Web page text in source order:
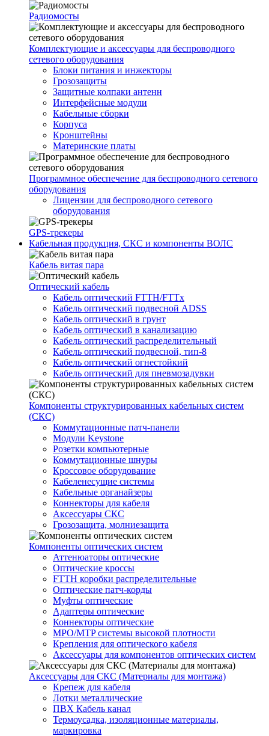
Радиомосты
Комплектующие и аксессуары для беспроводного
сетевого оборудования
Блоки питания и инжекторы
Грозозащиты
Защитные колпаки антенн
Интерфейсные модули
Кабельные сборки
Корпуса
Кронштейны
Материнские платы
Программное обеспечение для беспроводного сетевого
оборудования
Лицензии для беспроводного сетевого
оборудования
GPS-трекеры
Кабельная продукция, СКС и компоненты ВОЛС
Кабель витая пара
Оптический кабель
Кабель оптический FTTH/FTTx
Кабель оптический подвесной ADSS
Кабель оптический в грунт
Кабель оптический в канализацию
Кабель оптический распределительный
Кабель оптический подвесной, тип-8
Кабель оптический огнестойкий
Кабель оптический для пневмозадувки
Компоненты структурированных кабельных систем
(СКС)
Коммутационные патч-панели
Модули Keystone
Розетки компьютерные
Коммутационные шнуры
Кроссовое оборудование
Кабеленесущие системы
Кабельные органайзеры
Коннекторы для кабеля
Аксессуары СКС
Грозозащита, молниезащита
Компоненты оптических систем
Аттенюаторы оптические
Оптические кроссы
FTTH коробки распределительные
Оптические патч-корды
Муфты оптические
Адаптеры оптические
Коннекторы оптические
MPO/MTP системы высокой плотности
Крепления для оптического кабеля
Аксессуары для компонентов оптических систем
Аксессуары для СКС (Материалы для монтажа)
Крепеж для кабеля
Лотки металлические
ПВХ Кабель канал
Термоусадка, изоляционные материалы,
маркировка